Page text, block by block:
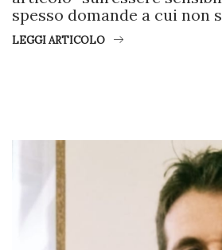
spesso domande a cui non
LEGGI ARTICOLO